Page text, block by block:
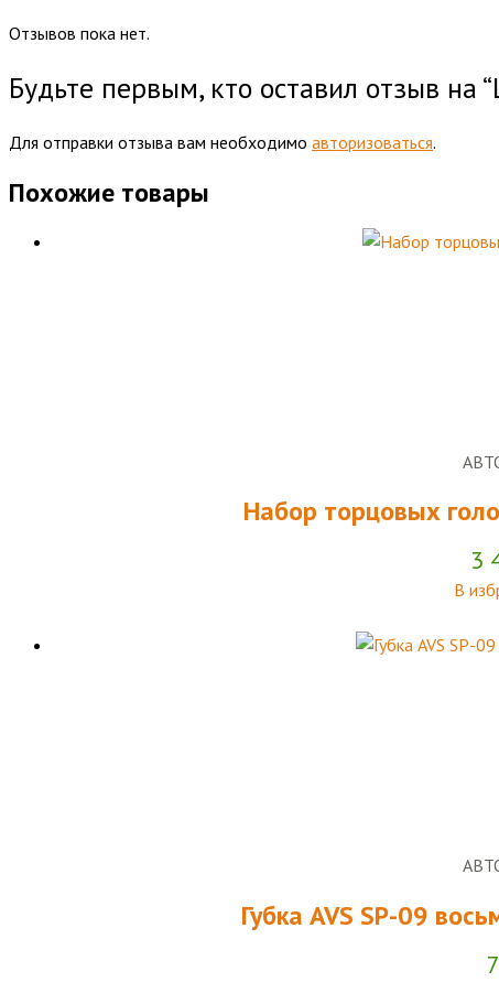
Отзывов пока нет.
Будьте первым, кто оставил отзыв
Для отправки отзыва вам необходимо авторизоваться.
Похожие товары
Набор торцовых
3
В
Губка AVS SP-09